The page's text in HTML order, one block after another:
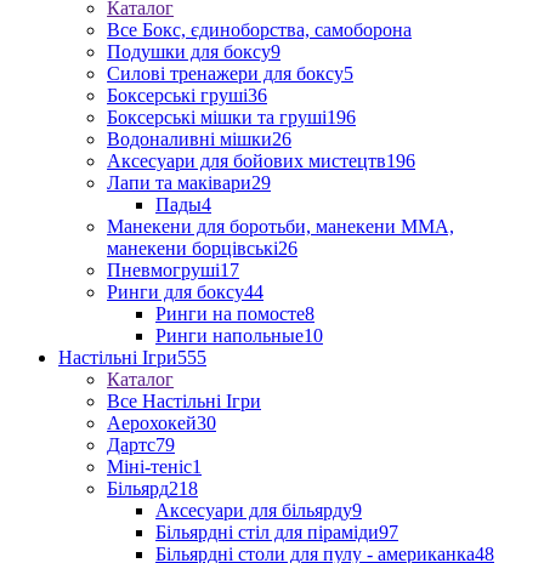
Каталог
Все Бокс, єдиноборства, самоборона
Подушки для боксу9
Силові тренажери для боксу5
Боксерські груші36
Боксерські мішки та груші196
Водоналивні мішки26
Аксесуари для бойових мистецтв196
Лапи та маківари29
Пады4
Манекени для боротьби, манекени ММА,
манекени борцівські26
Пневмогруші17
Ринги для боксу44
Ринги на помосте8
Ринги напольные10
Настільні Ігри555
Каталог
Все Настільні Ігри
Аерохокей30
Дартс79
Міні-теніс1
Більярд218
Аксесуари для більярду9
Більярдні стіл для піраміди97
Більярдні столи для пулу - американка48